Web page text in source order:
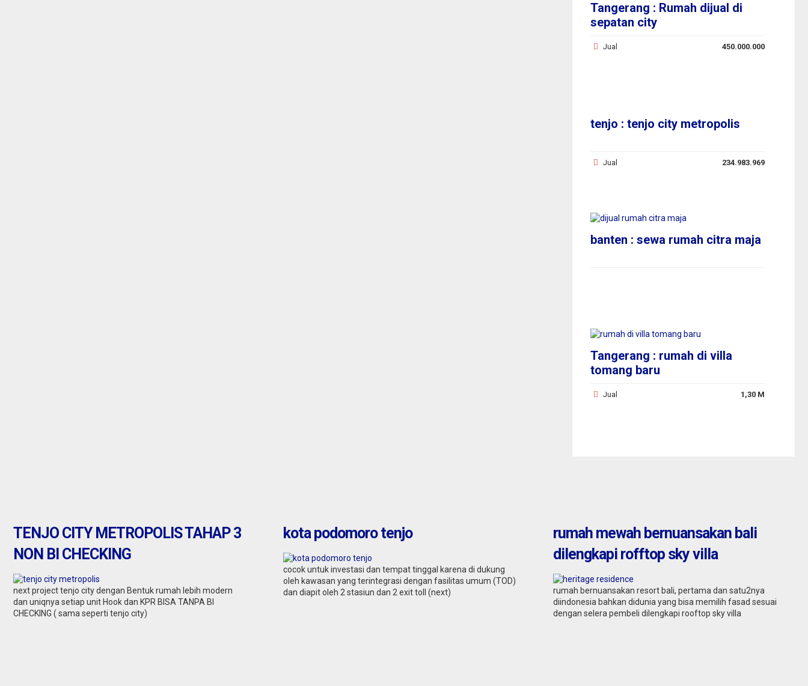
Tangerang : Rumah dijual di
sepatan city
Jual 450.000.000
tenjo : tenjo city metropolis
Jual 234.983.969
banten : sewa rumah citra maja
Tangerang : rumah di villa
tomang baru
Jual 1,30 M
TENJO CITY METROPOLIS TAHAP 3
NON BI CHECKING
next project tenjo city dengan Bentuk rumah lebih modern
dan uniqnya setiap unit Hook dan KPR BISA TANPA BI
CHECKING ( sama seperti tenjo city)
kota podomoro tenjo
cocok untuk investasi dan tempat tinggal karena di dukung
oleh kawasan yang terintegrasi dengan fasilitas umum (TOD)
dan diapit oleh 2 stasiun dan 2 exit toll (next)
rumah mewah bernuansakan bali
dilengkapi rofftop sky villa
rumah bernuansakan resort bali, pertama dan satu2nya
diindonesia bahkan didunia yang bisa memilih fasad sesuai
dengan selera pembeli dilengkapi rooftop sky villa